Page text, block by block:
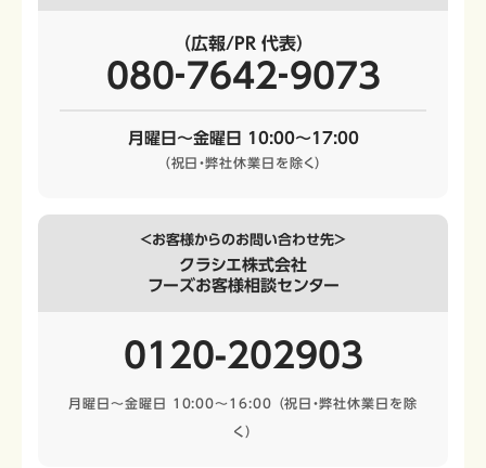
（広報/PR 代表）
080‐7642‐9073
月曜日～金曜日 10:00～17:00
（祝日・弊社休業日を除く）
＜お客様からのお問い合わせ先＞
クラシエ株式会社
フーズお客様相談センター
0120-202903
月曜日～金曜日 10:00～16:00 （祝日・弊社休業日を除
く）